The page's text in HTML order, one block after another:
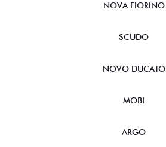
NOVA FIORINO
SCUDO
NOVO DUCATO
MOBI
ARGO